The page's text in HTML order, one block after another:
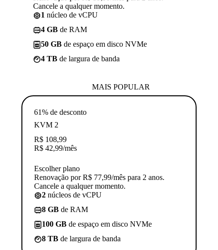
Cancele a qualquer momento.
1 núcleo de vCPU
4 GB de RAM
50 GB de espaço em disco NVMe
4 TB de largura de banda
MAIS POPULAR
61% de desconto
KVM 2
R$ 108,99
R$ 42,99/mês
Escolher plano
Renovação por R$ 77,99/mês para 2 anos.
Cancele a qualquer momento.
2 núcleos de vCPU
8 GB de RAM
100 GB de espaço em disco NVMe
8 TB de largura de banda